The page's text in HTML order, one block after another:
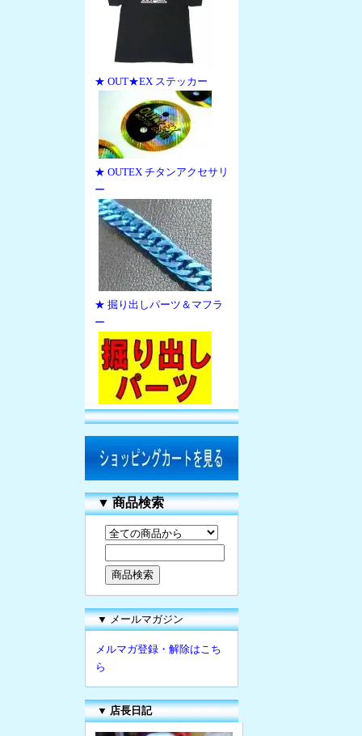
★ OUT★EX ステッカー
★ OUTEX チタンアクセサリ
ー
★ 掘り出しパーツ＆マフラ
ー
▼商品検索
▼ メールマガジン
メルマガ登録・解除はこち
ら
▼ 店長日記